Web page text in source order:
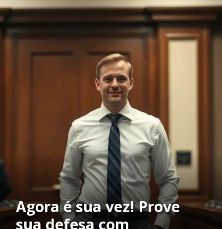
Agora é sua vez! Prove
sua defesa com